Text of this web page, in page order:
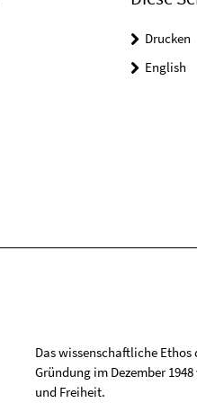
Drucken
English
Das wissenschaftliche
Gründung im Dezember
und Freiheit.